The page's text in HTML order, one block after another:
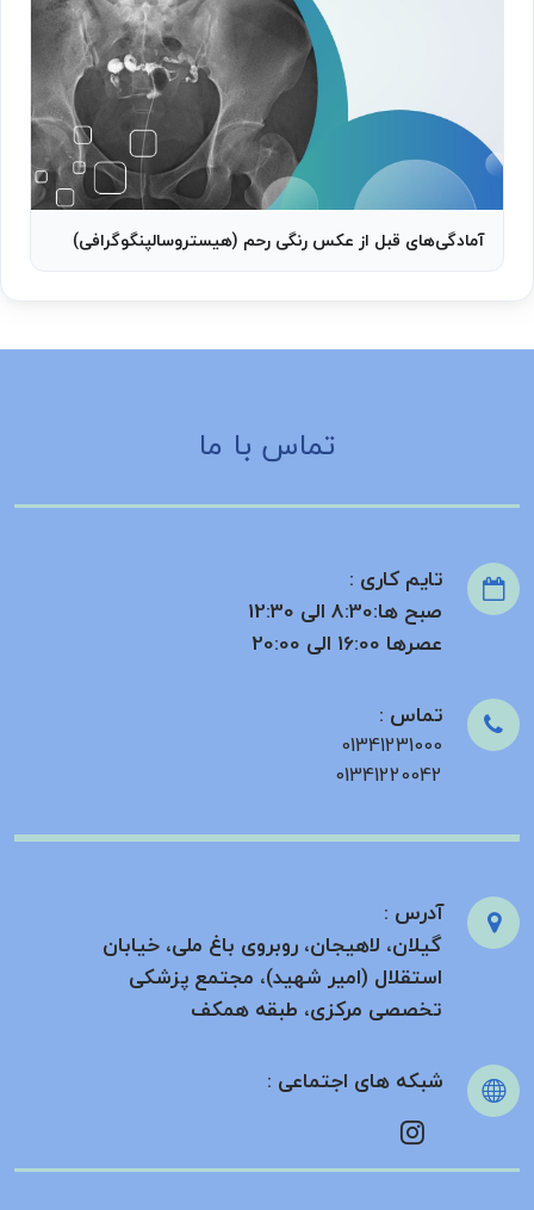
آمادگی‌های قبل از عکس رنگی رحم (هیستروسالپنگوگرافی)
تماس با ما
تایم کاری :
صبح ها:8:30 الی 12:30
عصرها 16:00 الی 20:00
تماس :
01341231000
01341220042
آدرس :
گیلان، لاهیجان، روبروی باغ ملی، خیابان
استقلال (امیر شهید)، مجتمع پزشکی
تخصصی مرکزی، طبقه همکف
شبکه های اجتماعی :